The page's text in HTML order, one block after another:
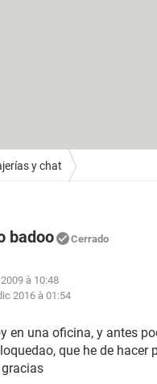
y chat
badoo Cerrado
à 10:48
2016 à 01:54
en una oficina, y antes
que he de hacer
gracias